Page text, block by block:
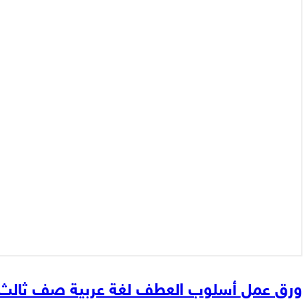
ورق عمل أسلوب العطف لغة عربية صف